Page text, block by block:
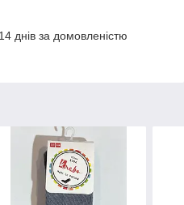
днів за домовленістю